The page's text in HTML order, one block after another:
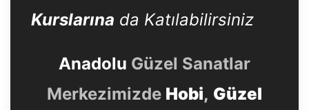
Kurslarına da Katılabilirsiniz
Anadolu Güzel Sanatlar
Merkezimizde Hobi, Güzel